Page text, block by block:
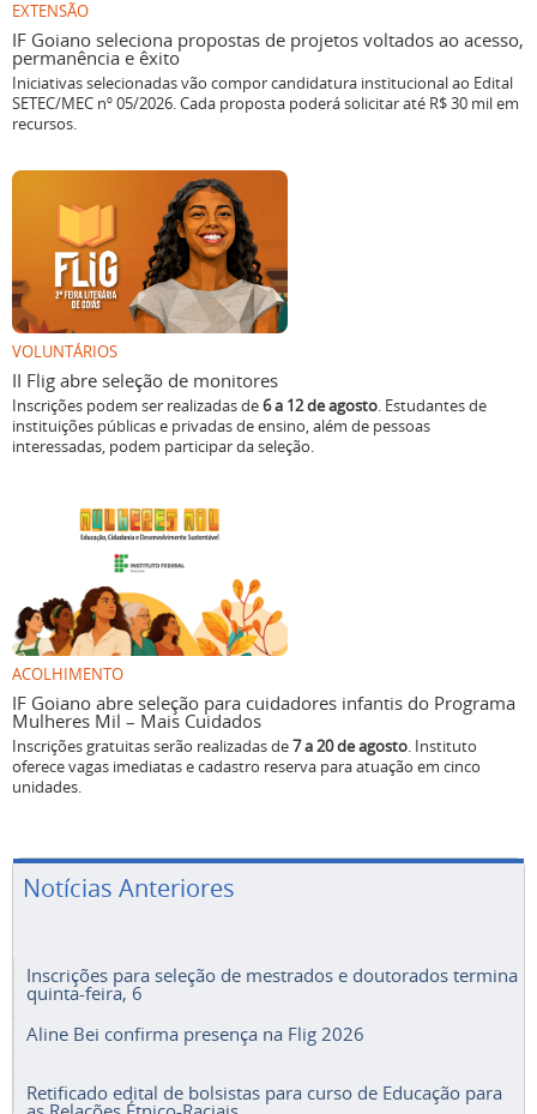
EXTENSÃO
IF Goiano seleciona propostas de projetos voltados ao acesso,
permanência e êxito
Iniciativas selecionadas vão compor candidatura institucional ao Edital
SETEC/MEC nº 05/2026. Cada proposta poderá solicitar até R$ 30 mil em
recursos.
VOLUNTÁRIOS
II Flig abre seleção de monitores
Inscrições podem ser realizadas de6 a 12 de agosto. Estudantes de
instituições públicas e privadas de ensino, além de pessoas
interessadas, podem participar da seleção.
ACOLHIMENTO
IF Goiano abre seleção para cuidadores infantis do Programa
Mulheres Mil – Mais Cuidados
Inscrições gratuitas serão realizadas de7 a 20 de agosto. Instituto
oferece vagas imediatas e cadastro reserva para atuação em cinco
unidades.
Notícias Anteriores
Inscrições para seleção de mestrados e doutorados termina
quinta-feira, 6
Aline Bei confirma presença na Flig 2026
Retificado edital de bolsistas para curso de Educação para